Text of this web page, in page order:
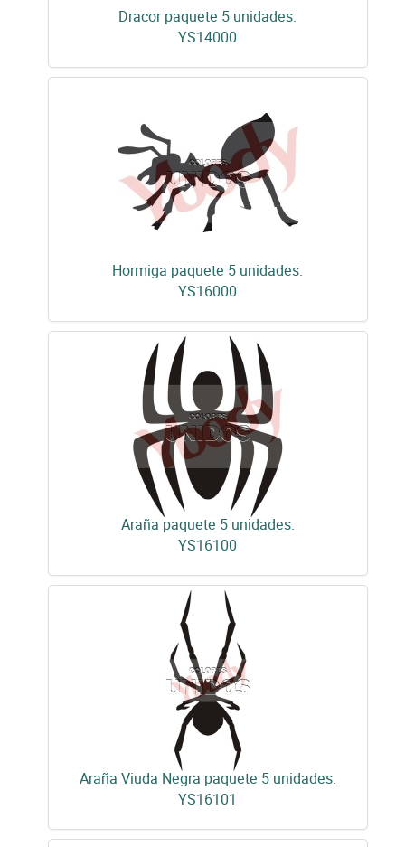
Dracor paquete 5 unidades.
YS14000
Hormiga paquete 5 unidades.
YS16000
Araña paquete 5 unidades.
YS16100
Araña Viuda Negra paquete 5 unidades.
YS16101